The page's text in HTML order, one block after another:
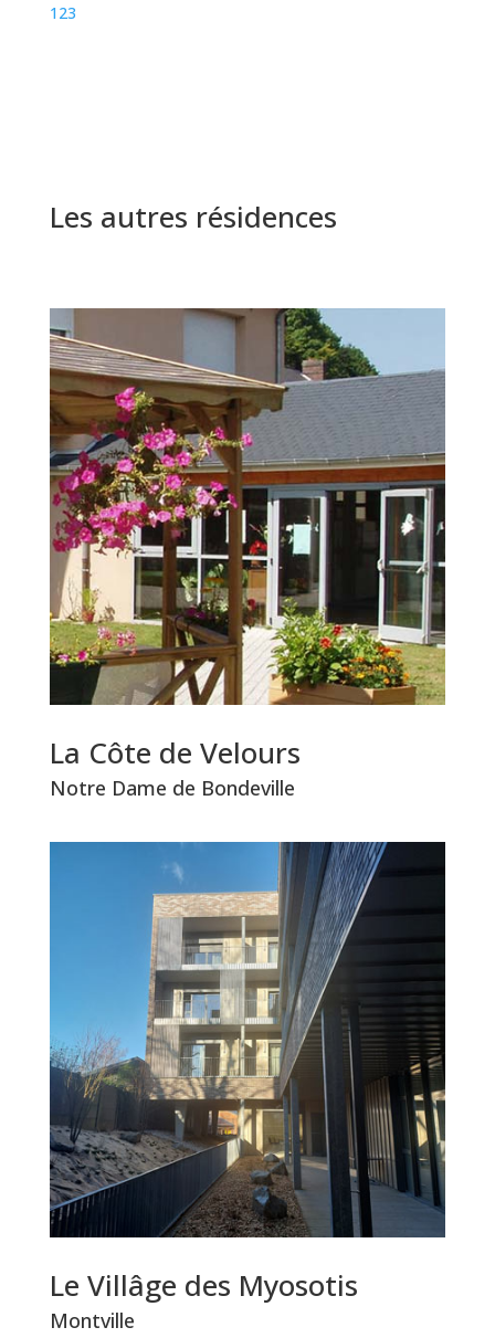
1 23
Les autres résidences
La Côte de Velours
Notre Dame de Bondeville
Le Villâge des Myosotis
Montville